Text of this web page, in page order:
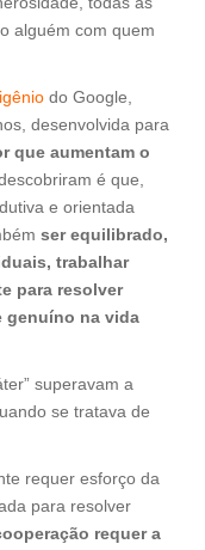
alguém com quem
do Google,
desenvolvida para
que aumentam o
é que,
e orientada
ser equilibrado,
trabalhar
para resolver
genuíno na vida
superavam a
se tratava de
requer esforço da
para resolver
requer a